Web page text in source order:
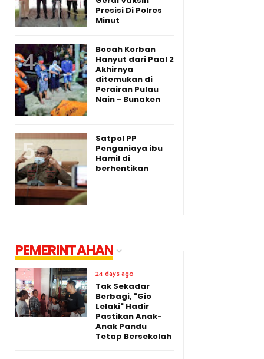
Presisi Di Polres
Minut
Bocah Korban
Hanyut dari Paal 2
Akhirnya
ditemukan di
Perairan Pulau
Nain - Bunaken
Satpol PP
Penganiaya ibu
Hamil di
berhentikan
PEMERINTAHAN
24 days ago
Tak Sekadar
Berbagi, "Gio
Lelaki" Hadir
Pastikan Anak-
Anak Pandu
Tetap Bersekolah